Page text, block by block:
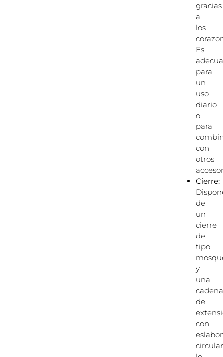
gracias
a
los
Es
para
un
uso
diario
o
para
con
otros
Cierre:
de
un
cierre
de
tipo
y
una
cadena
de
con